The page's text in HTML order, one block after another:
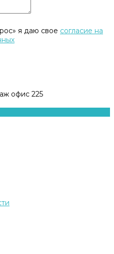
я даю свое согласие на
офис 225